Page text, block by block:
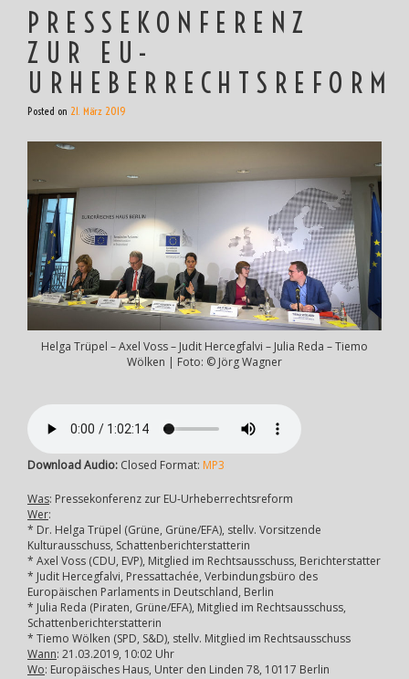
PRESSEKONFERENZ
ZUR EU-
URHEBERRECHTSREFORM
Posted on 21. März 2019
Helga Trüpel – Axel Voss – Judit Hercegfalvi – Julia Reda – Tiemo
Wölken | Foto: © Jörg Wagner
Download Audio: Closed Format: MP3
Was: Pressekonferenz zur EU-Urheberrechtsreform
Wer:
* Dr. Helga Trüpel (Grüne, Grüne/EFA), stellv. Vorsitzende
Kulturausschuss, Schattenberichterstatterin
* Axel Voss (CDU, EVP), Mitglied im Rechtsausschuss, Berichterstatter
* Judit Hercegfalvi, Pressattachée, Verbindungsbüro des
Europäischen Parlaments in Deutschland, Berlin
* Julia Reda (Piraten, Grüne/EFA), Mitglied im Rechtsausschuss,
Schattenberichterstatterin
* Tiemo Wölken (SPD, S&D), stellv. Mitglied im Rechtsausschuss
Wann: 21.03.2019, 10:02 Uhr
Wo: Europäisches Haus, Unter den Linden 78, 10117 Berlin